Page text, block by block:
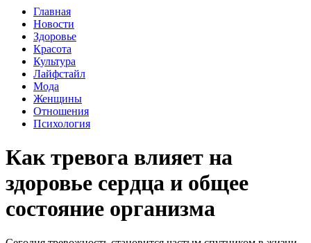
меню
Главная
Новости
Здоровье
Красота
Культура
Лайфстайл
Мода
Женщины
Отношения
Психология
Как тревога влияет на
здоровье сердца и общее
состояние организма